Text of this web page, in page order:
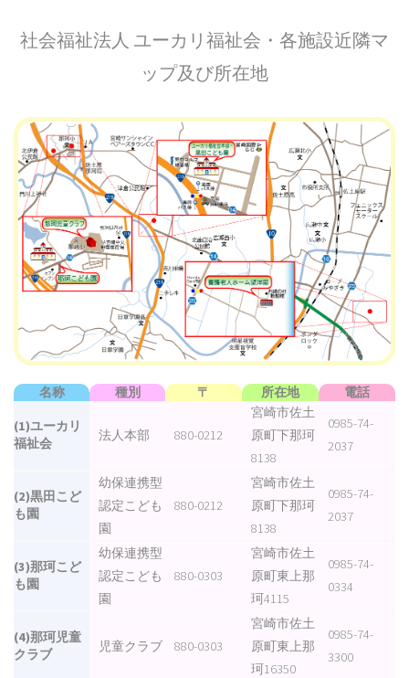
社会福祉法人 ユーカリ福祉会・各施設近隣マ
ップ及び所在地
名称 種別 〒 所在地 電話
(1)ユーカリ
福祉会
法人本部 880-0212
宮崎市佐土
原町下那珂
8138
0985-74-
2037
(2)黒田こど
も園
幼保連携型
認定こども
園
880-0212
宮崎市佐土
原町下那珂
8138
0985-74-
2037
(3)那珂こど
も園
幼保連携型
認定こども
園
880-0303
宮崎市佐土
原町東上那
珂4115
0985-74-
0334
(4)那珂児童
クラブ
児童クラブ 880-0303
宮崎市佐土
原町東上那
珂16350
0985-74-
3300